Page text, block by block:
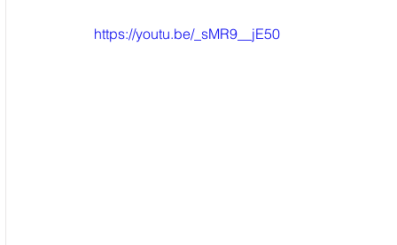
https://youtu.be/_sMR9__jE50